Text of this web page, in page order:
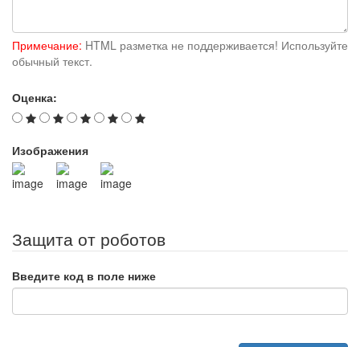
Примечание: HTML разметка не поддерживается! Используйте
обычный текст.
Оценка:
Изображения
Защита от роботов
Введите код в поле ниже